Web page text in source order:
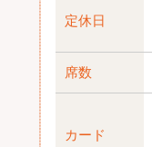
定休日
席数
カード